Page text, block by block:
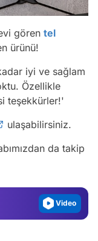
gören tel
ürünü!
iyi ve sağlam
Özellikle
teşekkürler!'
ulaşabilirsiniz.
da takip
Video
Test
Video